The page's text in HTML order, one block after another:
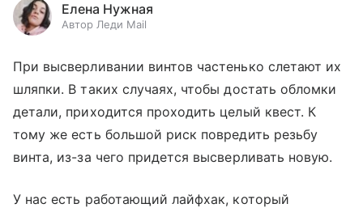
Елена Нужная
Автор Леди Mail
При высверливании винтов частенько слетают их
шляпки. В таких случаях, чтобы достать обломки
детали, приходится проходить целый квест. К
тому же есть большой риск повредить резьбу
винта, из-за чего придется высверливать новую.
У нас есть работающий лайфхак, который